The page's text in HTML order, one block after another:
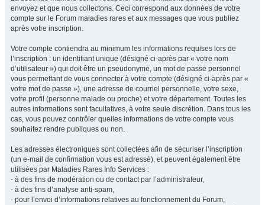
envoyez et que nous collectons. Ceci correspond aux données de votre
compte sur le Forum maladies rares et aux messages que vous publiez
après votre inscription.
Votre compte contiendra au minimum les informations requises lors de
l’inscription : un identifiant unique (désigné ci-après par « votre nom
d’utilisateur ») qui doit être un pseudonyme, un mot de passe personnel
vous permettant de vous connecter à votre compte (désigné ci-après par «
votre mot de passe »), une adresse de courriel personnelle, votre sexe,
votre profil (personne malade ou proche) et votre département. Toutes les
autres informations sont facultatives, à votre seule discrétion. Dans tous les
cas, vous pouvez contrôler quelles informations de votre compte vous
souhaitez rendre publiques ou non.
Les adresses électroniques sont collectées afin de sécuriser l’inscription
(un e-mail de confirmation vous est adressé), et peuvent également être
utilisées par Maladies Rares Info Services :
- à des fins de modération ou de contact par l’administrateur,
- à des fins d’analyse anti-spam,
- pour l’envoi d’informations relatives au fonctionnement du Forum,